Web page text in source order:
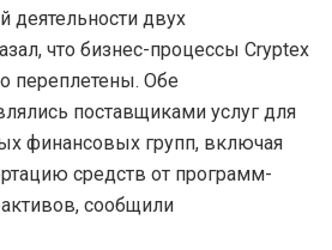
деятельности двух
что бизнес-процессы Cryptex
переплетены. Обе
поставщиками услуг для
финансовых групп, включая
средств от программ-
сообщили